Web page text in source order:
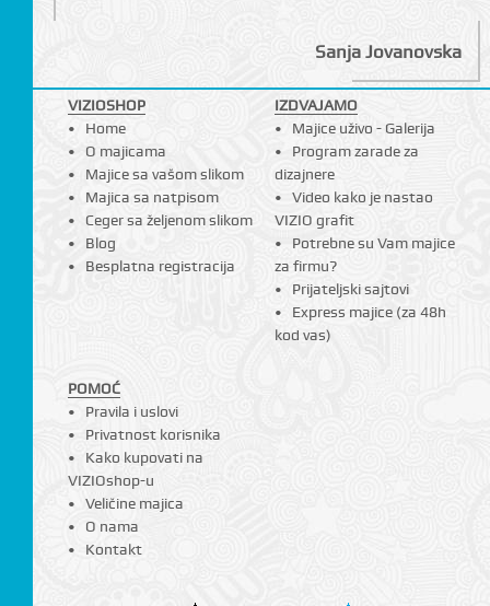
Sanja Jovanovska
VIZIOSHOP
Home
O majicama
Majice sa vašom slikom
Majica sa natpisom
Ceger sa željenom slikom
Blog
Besplatna registracija
IZDVAJAMO
Majice uživo - Galerija
Program zarade za
dizajnere
Video kako je nastao
VIZIO grafit
Potrebne su Vam majice
za firmu?
Prijateljski sajtovi
Express majice (za 48h
kod vas)
POMOĆ
Pravila i uslovi
Privatnost korisnika
Kako kupovati na
VIZIOshop-u
Veličine majica
O nama
Kontakt